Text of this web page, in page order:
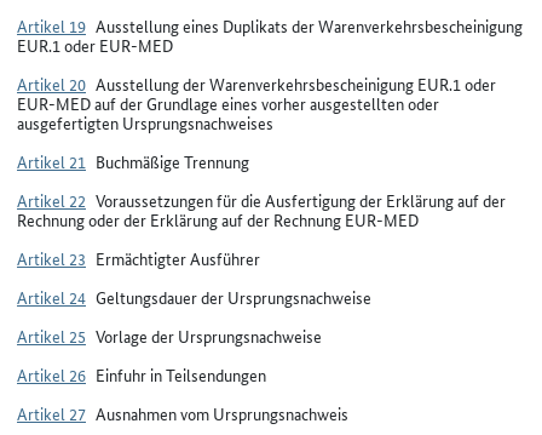
Artikel 19 Ausstellung eines Duplikats der Warenverkehrsbescheinigung
EUR.1 oder EUR-MED
Artikel 20 Ausstellung der Warenverkehrsbescheinigung EUR.1 oder
EUR-MED auf der Grundlage eines vorher ausgestellten oder
ausgefertigten Ursprungsnachweises
Artikel 21 Buchmäßige Trennung
Artikel 22 Voraussetzungen für die Ausfertigung der Erklärung auf der
Rechnung oder der Erklärung auf der Rechnung EUR-MED
Artikel 23 Ermächtigter Ausführer
Artikel 24 Geltungsdauer der Ursprungsnachweise
Artikel 25 Vorlage der Ursprungsnachweise
Artikel 26 Einfuhr in Teilsendungen
Artikel 27 Ausnahmen vom Ursprungsnachweis